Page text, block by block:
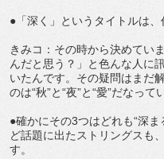
●「深く」というタイトルは
きみコ：その時から決めてい
んだと思う？」と色んな人に
いたんです。その疑問はまだ
のは“秋”と“夜”と“愛”だなって
●確かにその3つはどれも“深
ど話題に出たストリングスも
す。